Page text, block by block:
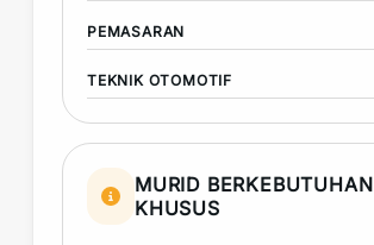
PEMASARAN
TEKNIK OTOMOTIF
MURID BERKEBUTUHAN
KHUSUS